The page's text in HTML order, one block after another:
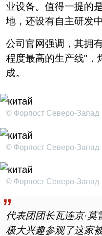
业设备。值得一提的
地，还设有自主研发中
公司官网强调，其拥
程度最高的生产线"，
成。
© Форпост Северо-Запад
© Форпост Северо-Запад
© Форпост Северо-Запад
代表团团长瓦连京·莫
极大兴趣参观了这家